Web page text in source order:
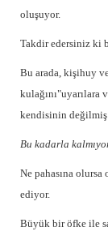
oluşuyor.
Takdir edersiniz ki
Bu arada, kişihuy
kulağını"uyarılara
kendisinin değilmiş
Bu kadarla
Ne pahasına
ediyor.
Büyük bir öfke ile